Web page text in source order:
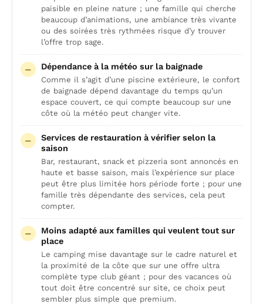
paisible en pleine nature ; une famille qui cherche
beaucoup d’animations, une ambiance très vivante
ou des soirées très rythmées risque d’y trouver
l’offre trop sage.
Dépendance à la météo sur la baignade
Comme il s’agit d’une piscine extérieure, le confort
de baignade dépend davantage du temps qu’un
espace couvert, ce qui compte beaucoup sur une
côte où la météo peut changer vite.
Services de restauration à vérifier selon la
saison
Bar, restaurant, snack et pizzeria sont annoncés en
haute et basse saison, mais l’expérience sur place
peut être plus limitée hors période forte ; pour une
famille très dépendante des services, cela peut
compter.
Moins adapté aux familles qui veulent tout sur
place
Le camping mise davantage sur le cadre naturel et
la proximité de la côte que sur une offre ultra
complète type club géant ; pour des vacances où
tout doit être concentré sur site, ce choix peut
sembler plus simple que premium.